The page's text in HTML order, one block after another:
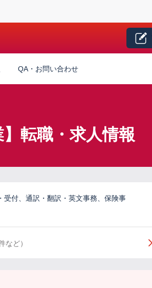
QA・お問い合わせ
転職・求人情報
付、通訳・翻訳・英文事務、保険事
など）